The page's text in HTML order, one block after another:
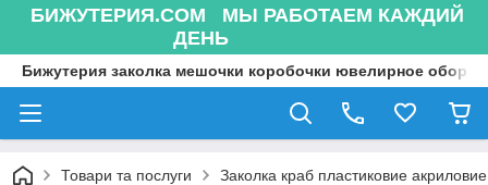
БИЖУТЕРИЯ.COM МЫ РАБОТАЕМ КАЖДИЙ
ДЕНЬ
Бижутерия заколка мешочки коробочки ювелирное
Товари та послуги Заколка краб пластиковие